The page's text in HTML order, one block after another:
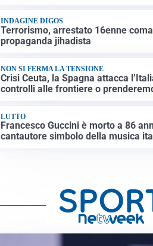
INDAGINE DIGOS
Terrorismo, arrestato 16enne
propaganda jihadista
NON SI FERMA LA TENSIONE
Crisi Ceuta, la Spagna attacca
controlli alle frontiere o
LUTTO
Francesco Guccini è morto a 86
cantautore simbolo della musica